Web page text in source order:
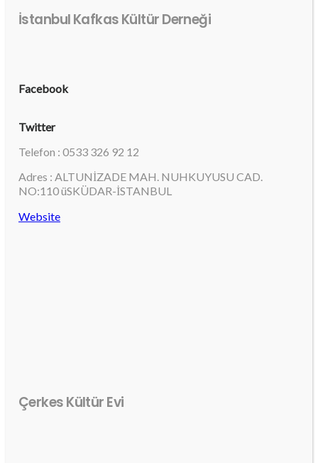
İstanbul Kafkas Kültür Derneği
Facebook
Twitter
Telefon : 0533 326 92 12
Adres : ALTUNİZADE MAH. NUHKUYUSU CAD.
NO:110 üSKÜDAR-İSTANBUL
Website
Çerkes Kültür Evi